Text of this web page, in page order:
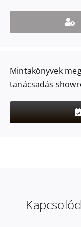
Mintakönyvek
tanácsadás